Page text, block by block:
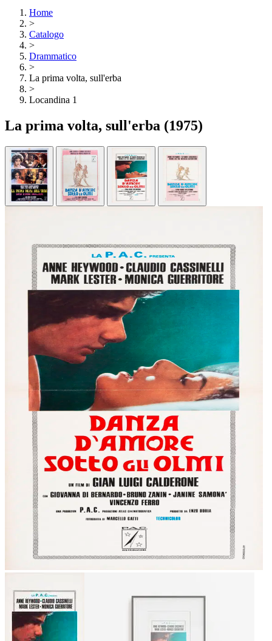
Home
>
Catalogo
>
Drammatico
>
La prima volta, sull'erba
>
Locandina 1
La prima volta, sull'erba (1975)